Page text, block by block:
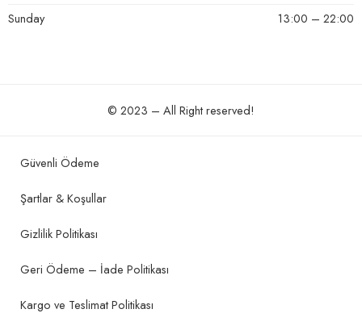
Sunday
13:00 – 22:00
© 2023 – All Right reserved!
Güvenli Ödeme
Şartlar & Koşullar
Gizlilik Politikası
Geri Ödeme – İade Politikası
Kargo ve Teslimat Politikası